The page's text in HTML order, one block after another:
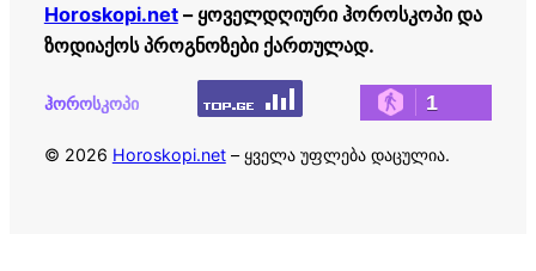
Horoskopi.net– ყოველდღიური ჰოროსკოპი და
ზოდიაქოს პროგნოზები ქართულად.
ჰოროსკოპი 1
© 2026 Horoskopi.net– ყველა უფლება დაცულია.